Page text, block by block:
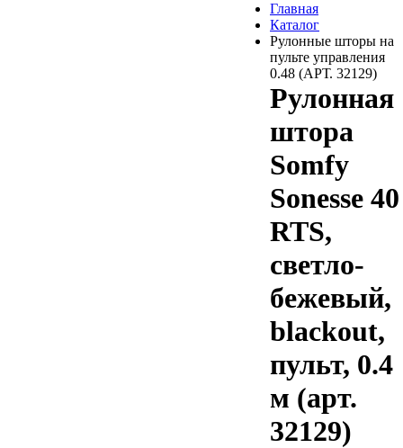
Главная
Каталог
Рулонные шторы на
пульте управления
0.48 (АРТ. 32129)
Рулонная
штора
Somfy
Sonesse 40
RTS,
светло-
бежевый,
blackout,
пульт, 0.4
м (арт.
32129)